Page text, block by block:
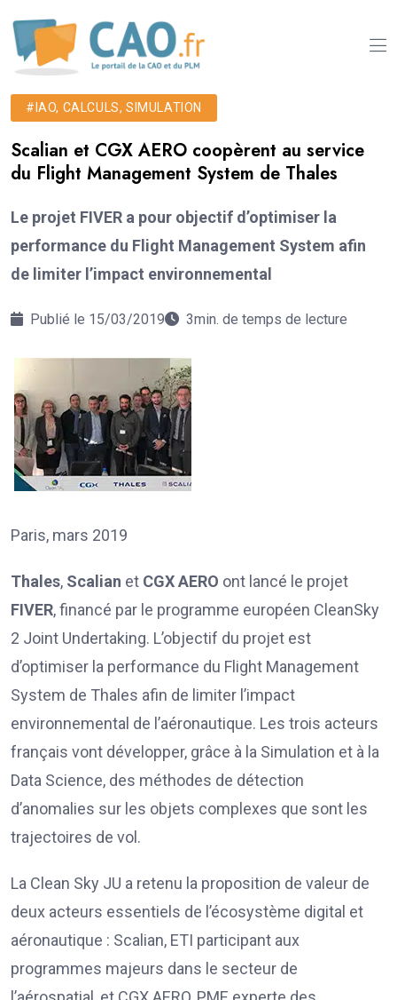
#IAO, CALCULS, SIMULATION
Scalian et CGX AERO coopèrent au service
du Flight Management System de Thales
Le projet FIVER a pour objectif d’optimiser la
performance du Flight Management System afin
de limiter l’impact environnemental
Publié le 15/03/2019 3min. de temps de lecture
Paris, mars 2019
Thales, Scalian et CGX AERO ont lancé le projet
FIVER, financé par le programme européen CleanSky
2 Joint Undertaking. L’objectif du projet est
d’optimiser la performance du Flight Management
System de Thales afin de limiter l’impact
environnemental de l’aéronautique. Les trois acteurs
français vont développer, grâce à la Simulation et à la
Data Science, des méthodes de détection
d’anomalies sur les objets complexes que sont les
trajectoires de vol.
La Clean Sky JU a retenu la proposition de valeur de
deux acteurs essentiels de l’écosystème digital et
aéronautique : Scalian, ETI participant aux
programmes majeurs dans le secteur de